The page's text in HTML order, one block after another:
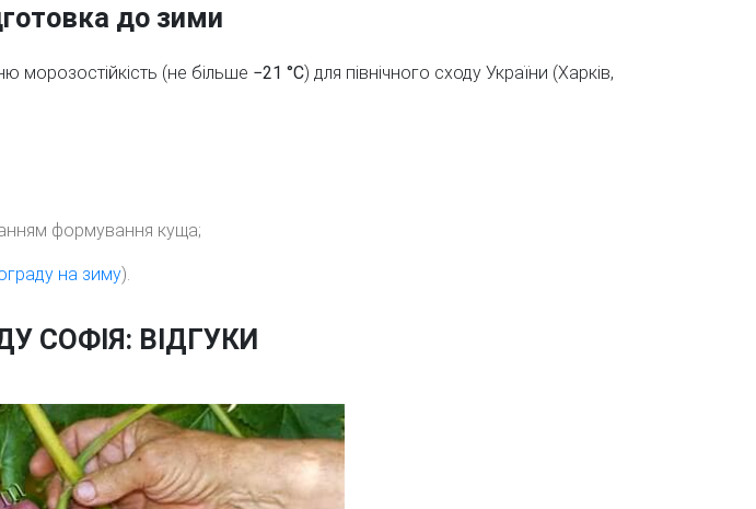
до зими
морозостійкість (не більше −21 °C) для північного сходу України (Харків,
формування куща;
на зиму).
СОФІЯ: ВІДГУКИ